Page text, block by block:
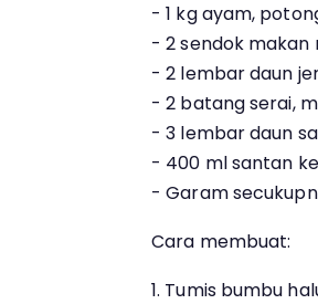
- 1 kg ayam,
- 2 sendok makan
- 2 lembar daun
- 2 batang serai,
- 3 lembar daun
- 400 ml santan
- Garam
Cara membuat:
1. Tumis bumbu